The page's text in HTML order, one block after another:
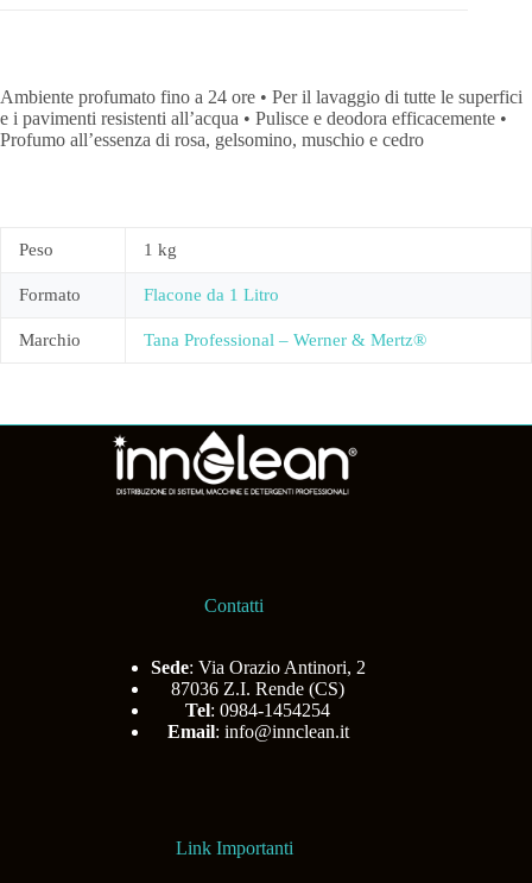
Ambiente profumato fino a 24 ore • Per il lavaggio di tutte le superfici
e i pavimenti resistenti all’acqua • Pulisce e deodora efficacemente •
Profumo all’essenza di rosa, gelsomino, muschio e cedro
Peso 1 kg
Formato Flacone da 1 Litro
Marchio Tana Professional – Werner & Mertz®
Contatti
Sede: Via Orazio Antinori, 2
87036 Z.I. Rende (CS)
Tel: 0984-1454254
Email: info@innclean.it
Link Importanti